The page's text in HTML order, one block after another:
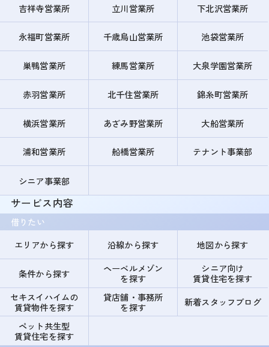
吉祥寺営業所 立川営業所 下北沢営業所
永福町営業所 千歳烏山営業所 池袋営業所
巣鴨営業所 練馬営業所 大泉学園営業所
赤羽営業所 北千住営業所 錦糸町営業所
横浜営業所 あざみ野営業所 大船営業所
浦和営業所 船橋営業所 テナント事業部
シニア事業部
サービス内容
借りたい
エリアから探す
沿線から探す 地図から探す
条件から探す
ヘーベルメゾン
を探す
シニア向け
賃貸住宅を探す
セキスイハイムの
賃貸物件を探す
貸店舗・事務所
を探す
新着スタッフブログ
ペット共生型
賃貸住宅を探す